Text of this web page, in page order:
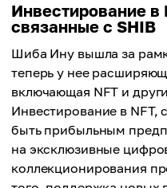
Инвестирование в
связанные с SHIB
Шиба Ину вышла за
теперь у нее
включающая NFT и
Инвестирование в NFT,
быть прибыльным
на эксклюзивные
коллекционирования